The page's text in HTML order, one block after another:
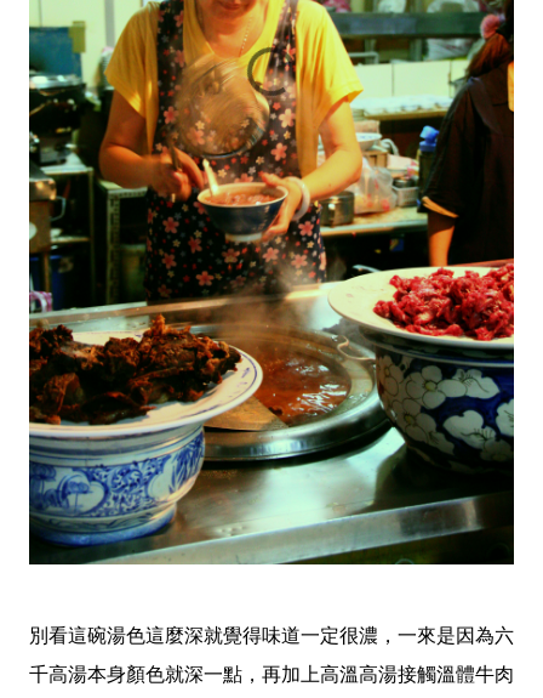
別看這碗湯色這麼深就覺得味道一定很濃，一來是因為六
千高湯本身顏色就深一點，再加上高溫高湯接觸溫體牛肉